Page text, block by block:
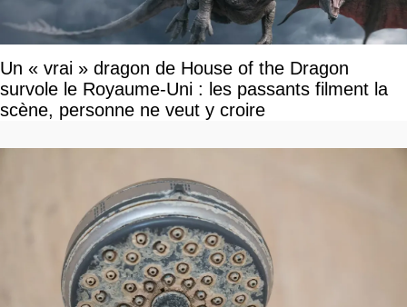
Un « vrai » dragon de House of the Dragon
survole le Royaume-Uni : les passants filment la
scène, personne ne veut y croire